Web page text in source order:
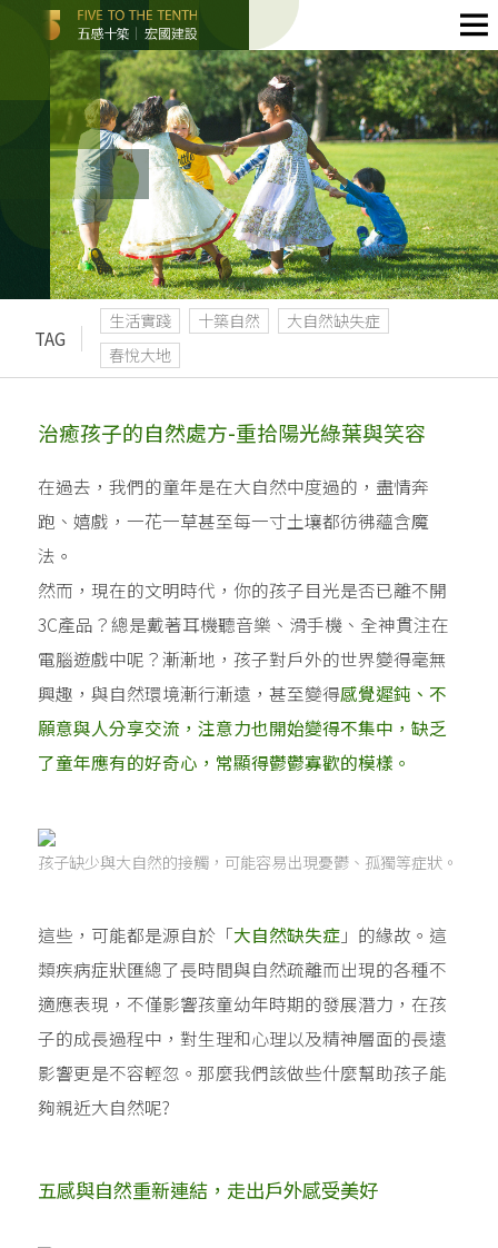
TAG
生活實踐 十築自然
大自然缺失症
春悅大地
治癒孩子的自然處方-重拾陽光綠葉與笑容
在過去，我們的童年是在大自然中度過的，盡情奔
跑、嬉戲，一花一草甚至每一寸土壤都彷彿蘊含魔
法。
然而，現在的文明時代，你的孩子目光是否已離不開
3C產品？總是戴著耳機聽音樂、滑手機、全神貫注在
電腦遊戲中呢？漸漸地，孩子對戶外的世界變得毫無
興趣，與自然環境漸行漸遠，甚至變得感覺遲鈍、不
願意與人分享交流，注意力也開始變得不集中，缺乏
了童年應有的好奇心，常顯得鬱鬱寡歡的模樣。
孩子缺少與大自然的接觸，可能容易出現憂鬱、孤獨等症狀。
這些，可能都是源自於「大自然缺失症 」的緣故。這
類疾病症狀匯總了長時間與自然疏離而出現的各種不
適應表現，不僅影響孩童幼年時期的發展潛力，在孩
子的成長過程中，對生理和心理以及精神層面的長遠
影響更是不容輕忽。那麼我們該做些什麼幫助孩子能
夠親近大自然呢?
五感與自然重新連結，走出戶外感受美好